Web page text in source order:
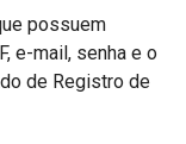
possuem
e-mail, senha e o
de Registro de